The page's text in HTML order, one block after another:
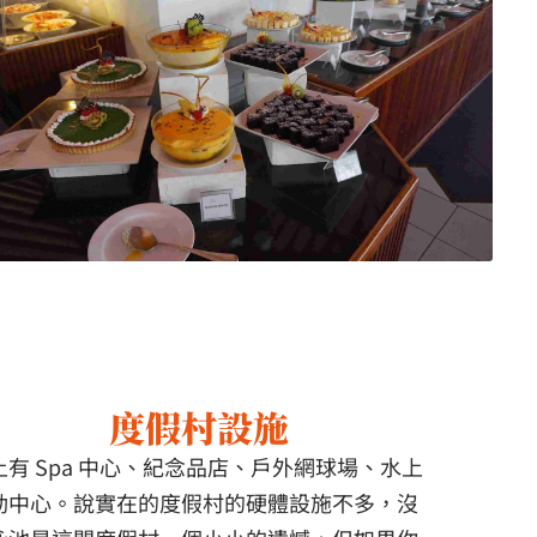
度假村設施
有 Spa 中心、紀念品店、戶外網球場、水上
中心。說實在的度假村的硬體設施不多，沒